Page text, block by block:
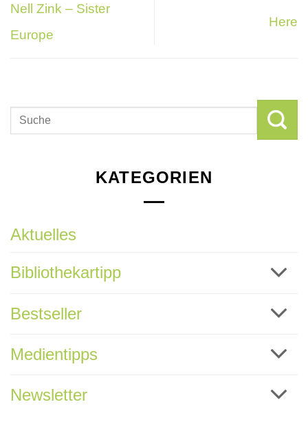
Nell Zink – Sister
Europe
Here
KATEGORIEN
Aktuelles
Bibliothekartipp
Bestseller
Medientipps
Newsletter